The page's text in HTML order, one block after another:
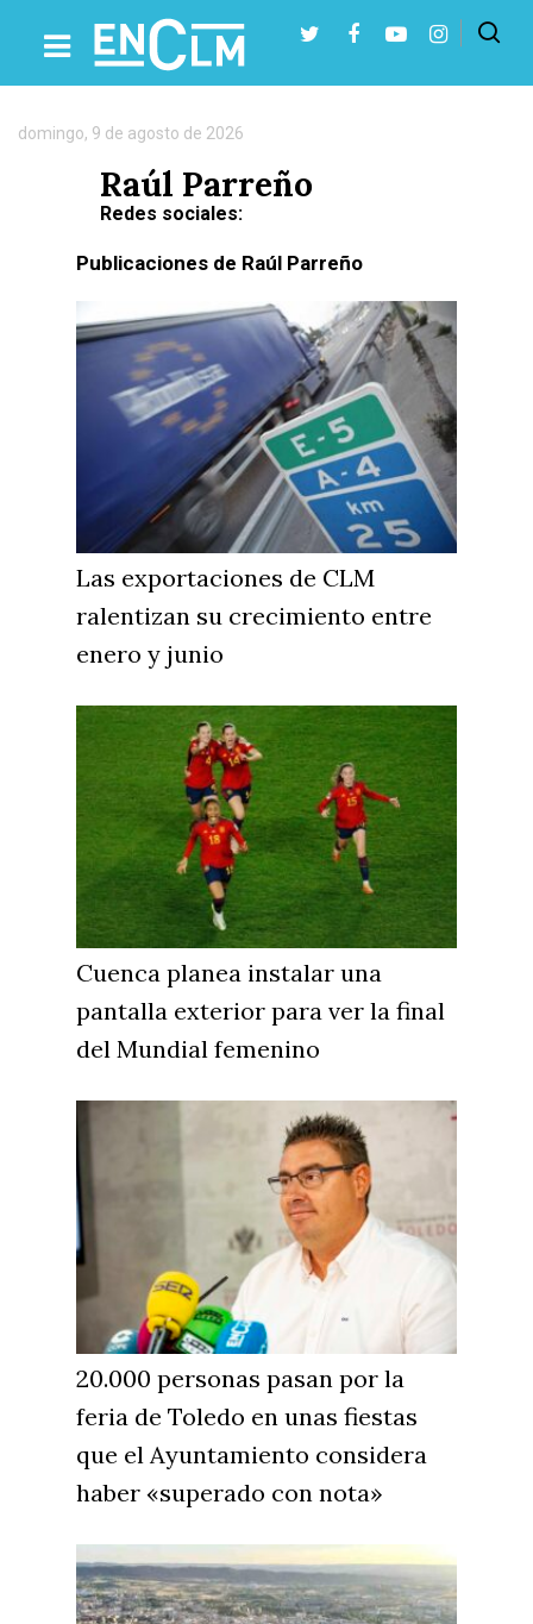
Raúl
Parreño
Presiona Intro para buscar o ESC para cerrar
domingo, 9 de agosto de 2026
Raúl Parreño
Redes sociales:
Publicaciones de Raúl Parreño
Las exportaciones de CLM
ralentizan su crecimiento entre
enero y junio
Cuenca planea instalar una
pantalla exterior para ver la final
del Mundial femenino
20.000 personas pasan por la
feria de Toledo en unas fiestas
que el Ayuntamiento considera
haber «superado con nota»